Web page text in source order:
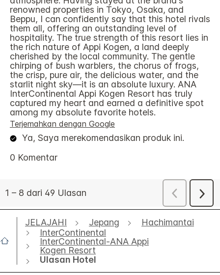
JELAJAHI Jepang
Hachimantai
InterContinental
InterContinental-ANA Appi
Kogen Resort
Ulasan Hotel